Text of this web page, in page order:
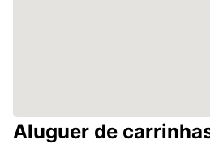
Aluguer de